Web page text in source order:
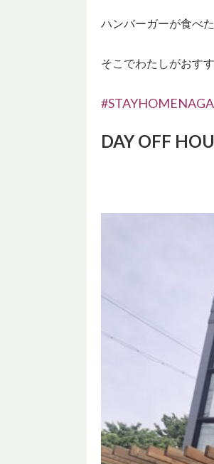
ハンバーガーが食べ
そこでわたしがおす
DAY OFF